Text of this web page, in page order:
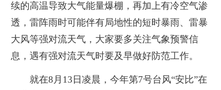
续的高温导致大气能量爆棚，再加上有冷空气渗
透，雷阵雨时可能伴有局地性的短时暴雨、雷暴
大风等强对流天气，大家要多关注气象预警信
息，遇有强对流天气时要及早做好防范工作。
就在8月13日凌晨，今年第7号台风“安比”在